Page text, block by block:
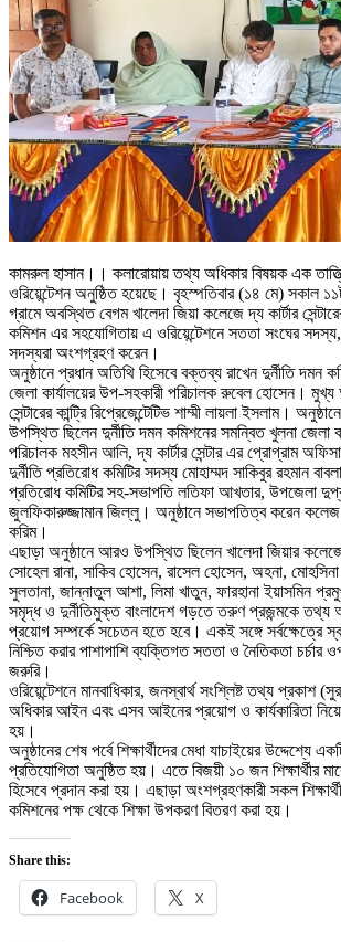
কামরুল হাসান।। কলারোয়ায় তথ্য অধিকার বিষয়ক এক
ওরিয়েন্টেশন অনুষ্ঠিত হয়েছে। বৃহস্পতিবার (১৪ মে) সকাল
গ্রামে অবস্থিত বেগম খালেদা জিয়া কলেজে দ্য কার্টার
কমিশন এর সহযোগিতায় এ ওরিয়েন্টেশনে সততা সংঘের
সদস্যরা অংশগ্রহণ করেন।
অনুষ্ঠানে প্রধান অতিথি হিসেবে বক্তব্য রাখেন দুর্নীতি দমন
জেলা কার্যালয়ের উপ-সহকারী পরিচালক রুবেল হোসেন।
সেন্টারের কান্ট্রি রিপ্রেজেন্টেটিভ শাম্মী লায়লা ইসলাম।
উপস্থিত ছিলেন দুর্নীতি দমন কমিশনের সমন্বিত খুলনা জেলা
পরিচালক মহসীন আলি, দ্য কার্টার সেন্টার এর প্রোগ্রাম
দুর্নীতি প্রতিরোধ কমিটির সদস্য মোহাম্মদ সাকিবুর রহমান
প্রতিরোধ কমিটির সহ-সভাপতি লতিফা আখতার, উপজেলা
জুলফিকারুজ্জামান জিল্লু। অনুষ্ঠানে সভাপতিত্ব করেন
করিম।
এছাড়া অনুষ্ঠানে আরও উপস্থিত ছিলেন খালেদা জিয়ার
সোহেল রানা, সাকিব হোসেন, রাসেল হোসেন, অহনা,
সুলতানা, জান্নাতুল আশা, লিমা খাতুন, ফারহানা ইয়াসমিন
সমৃদ্ধ ও দুর্নীতিমুক্ত বাংলাদেশ গড়তে তরুণ প্রজন্মকে তথ্য
প্রয়োগ সম্পর্কে সচেতন হতে হবে। একই সঙ্গে সর্বক্ষেত্রে
নিশ্চিত করার পাশাপাশি ব্যক্তিগত সততা ও নৈতিকতা চর্চার
জরুরি।
ওরিয়েন্টেশনে মানবাধিকার, জনস্বার্থ সংশ্লিষ্ট তথ্য প্রকাশ
অধিকার আইন এবং এসব আইনের প্রয়োগ ও কার্যকারিতা
হয়।
অনুষ্ঠানের শেষ পর্বে শিক্ষার্থীদের মেধা যাচাইয়ের উদ্দেশ্যে
প্রতিযোগিতা অনুষ্ঠিত হয়। এতে বিজয়ী ১০ জন শিক্ষার্থীর
হিসেবে প্রদান করা হয়। এছাড়া অংশগ্রহণকারী সকল
কমিশনের পক্ষ থেকে শিক্ষা উপকরণ বিতরণ করা হয়।
Share this:
Facebook X